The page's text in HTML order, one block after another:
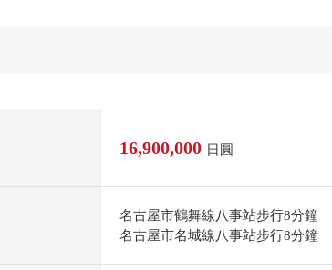
16,900,000 日圓
名古屋市鶴舞線八事站步行8分鐘
名古屋市名城線八事站步行8分鐘